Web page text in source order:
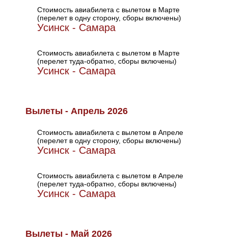
Стоимость авиабилета с вылетом в Марте
(перелет в одну сторону, сборы включены)
Усинск - Самара
Стоимость авиабилета с вылетом в Марте
(перелет туда-обратно, сборы включены)
Усинск - Самара
Вылеты - Апрель 2026
Стоимость авиабилета с вылетом в Апреле
(перелет в одну сторону, сборы включены)
Усинск - Самара
Стоимость авиабилета с вылетом в Апреле
(перелет туда-обратно, сборы включены)
Усинск - Самара
Вылеты - Май 2026